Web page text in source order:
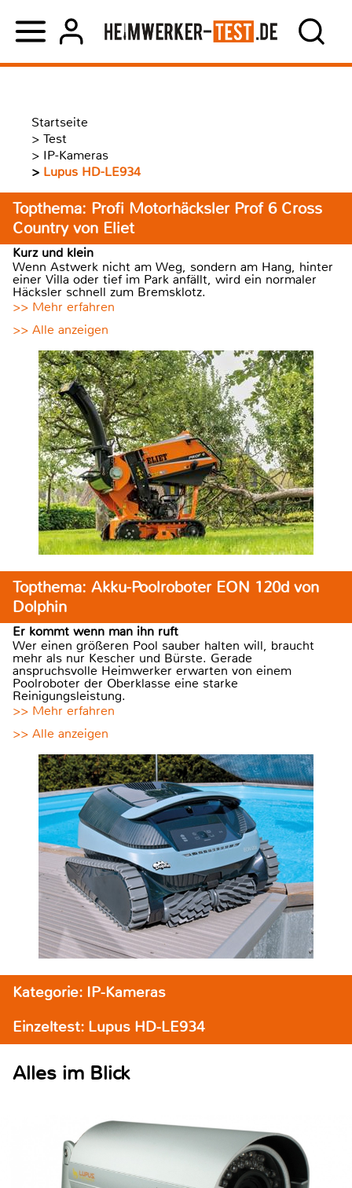
Startseite
> Test
> IP-Kameras
> Lupus HD-LE934
Topthema: Profi Motorhäcksler Prof 6 Cross
Country von Eliet
Kurz und klein
Wenn Astwerk nicht am Weg, sondern am Hang, hinter
einer Villa oder tief im Park anfällt, wird ein normaler
Häcksler schnell zum Bremsklotz.
>> Mehr erfahren
>> Alle anzeigen
Topthema: Akku-Poolroboter EON 120d von
Dolphin
Er kommt wenn man ihn ruft
Wer einen größeren Pool sauber halten will, braucht
mehr als nur Kescher und Bürste. Gerade
anspruchsvolle Heimwerker erwarten von einem
Poolroboter der Oberklasse eine starke
Reinigungsleistung.
>> Mehr erfahren
>> Alle anzeigen
Kategorie: IP-Kameras
Einzeltest: Lupus HD-LE934
Alles im Blick